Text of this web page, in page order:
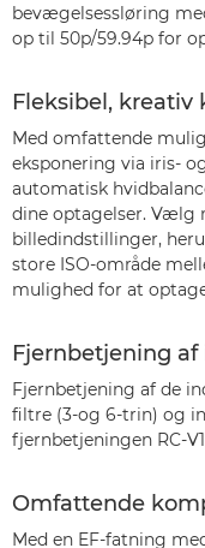
bevægelsessløring
op til 50p/59.94p for
Fleksibel, kreativ
Med omfattende
eksponering via iris-
automatisk
dine optagelser. Vælg
billedindstillinger,
store ISO-område
mulighed for at
Fjernbetjening
Fjernbetjening af de
filtre (3-og 6-trin) og
fjernbetjeningen RC-
Omfattende
Med en EF-fatning